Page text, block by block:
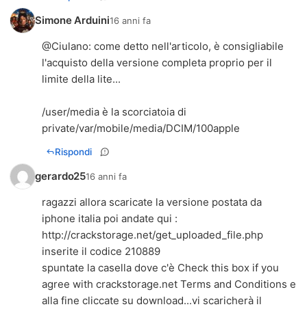
Simone Arduini16 anni fa
@Ciulano: come detto nell'articolo, è consigliabile
l'acquisto della versione completa proprio per il
limite della lite...
/user/media è la scorciatoia di
private/var/mobile/media/DCIM/100apple
Rispondi
gerardo2516 anni fa
ragazzi allora scaricate la versione postata da
iphone italia poi andate qui :
http://crackstorage.net/get_uploaded_file.php
inserite il codice 210889
spuntate la casella dove c'è Check this box if you
agree with crackstorage.net Terms and Conditions e
alla fine cliccate su download...vi scaricherà il